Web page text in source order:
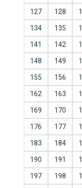
127 128
134 135
141 142
148 149
155 156
162 163
169 170
176 177
183 184
190 191
197 198